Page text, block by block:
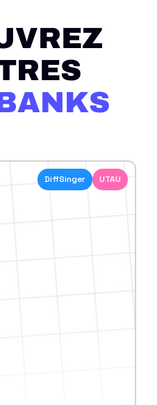
DiffSinger UTAU